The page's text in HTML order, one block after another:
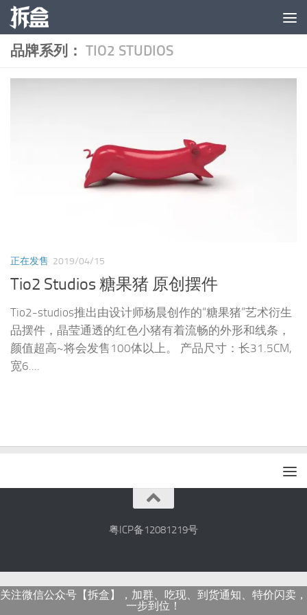
跳至内容
品牌系列： TIO2 STUDIOS
正在发售 2019/04/15
Tio2 Studios 糖果猪 原创摆件
Tio2-studios推出由设计师杨晨创作的“糖果猪”艺术衍生
品摆件，晶莹通透的红色小猪有着流畅的外形和线条，
颜值超高~将会发售100体以上。 产品尺寸：长31.5CM,
宽6....
粤ICP备12081219号
关注微信公众号【拆盒】，加群、吃现、到货通知、特价闪卖，
一步到位！